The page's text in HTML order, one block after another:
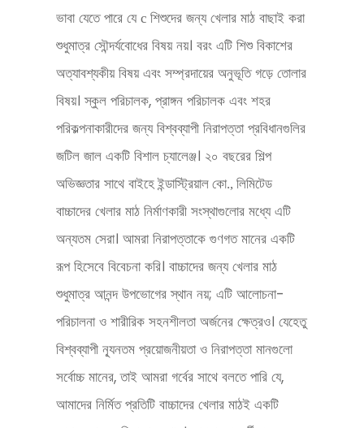
ভাবা যেতে পারে যে c শিশুদের জন্য খেলার মাঠ বাছাই করা
শুধুমাত্র সৌন্দর্যবোধের বিষয় নয়। বরং এটি শিশু বিকাশের
অত্যাবশ্যকীয় বিষয় এবং সম্প্রদায়ের অনুভূতি গড়ে তোলার
বিষয়। স্কুল পরিচালক, প্রাঙ্গন পরিচালক এবং শহর
পরিকল্পনাকারীদের জন্য বিশ্বব্যাপী নিরাপত্তা প্রবিধানগুলির
জটিল জাল একটি বিশাল চ্যালেঞ্জ। ২০ বছরের শিল্প
অভিজ্ঞতার সাথে বাইহে ইন্ডাস্ট্রিয়াল কো., লিমিটেড
বাচ্চাদের খেলার মাঠ নির্মাণকারী সংস্থাগুলোর মধ্যে এটি
অন্যতম সেরা। আমরা নিরাপত্তাকে গুণগত মানের একটি
রূপ হিসেবে বিবেচনা করি। বাচ্চাদের জন্য খেলার মাঠ
শুধুমাত্র আনন্দ উপভোগের স্থান নয়; এটি আলোচনা-
পরিচালনা ও শারীরিক সহনশীলতা অর্জনের ক্ষেত্রও। যেহেতু
বিশ্বব্যাপী ন্যূনতম প্রয়োজনীয়তা ও নিরাপত্তা মানগুলো
সর্বোচ্চ মানের, তাই আমরা গর্বের সাথে বলতে পারি যে,
আমাদের নির্মিত প্রতিটি বাচ্চাদের খেলার মাঠই একটি